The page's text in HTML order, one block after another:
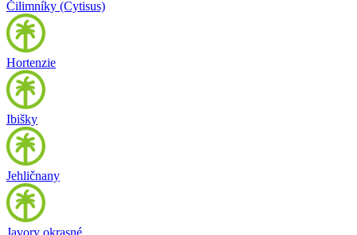
Čilimníky (Cytisus)
Hortenzie
Ibišky
Jehličnany
Javory okrasné